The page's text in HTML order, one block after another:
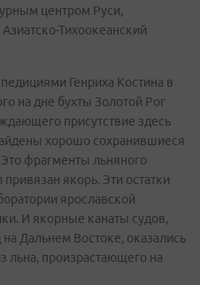
центром Руси,
Тихоокеанский
Генриха Костина в
на дне бухты Золотой Рог
присутствие здесь
хорошо сохранившиеся
фрагменты льняного
якорь. Эти остатки
ярославской
И якорные канаты судов,
Дальнем Востоке, оказались
льна, произрастающего на